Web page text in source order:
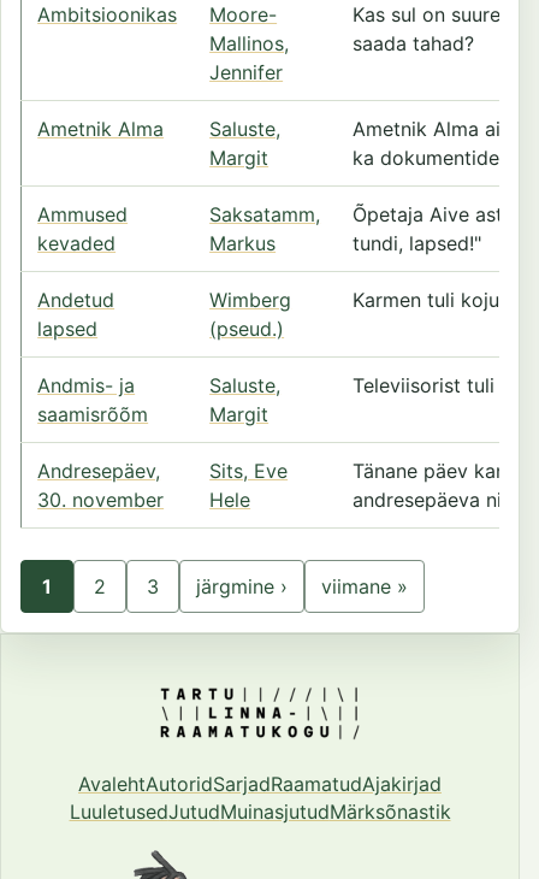
Ambitsioonikas
Moore-
Mallinos,
Jennifer
Kas sul on suured
saada tahad?
Ametnik Alma
Saluste,
Margit
Ametnik Alma aitab
ka dokumentide
Ammused
kevaded
Saksatamm,
Markus
Õpetaja Aive astus
tundi, lapsed!"
Andetud
lapsed
Wimberg
(pseud.)
Karmen tuli koju ja
Andmis- ja
saamisrõõm
Saluste,
Margit
Televiisorist tuli
Andresepäev,
30. november
Sits, Eve
Hele
Tänane päev
andresepäeva nime.
Leheküljed
Leht
1 Leht
2 Leht
3 Järgmine leht
järgmine › Viimane leht
viimane »
AvalehtAutoridSarjadRaamatudAjakirjad
LuuletusedJutudMuinasjutudMärksõnastik